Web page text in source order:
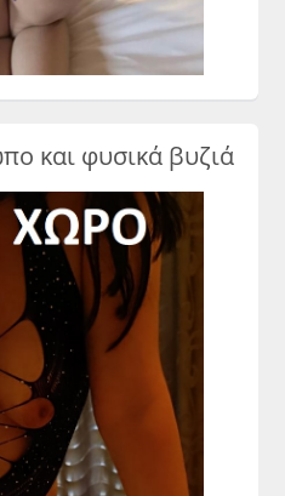
και φυσικά βυζιά